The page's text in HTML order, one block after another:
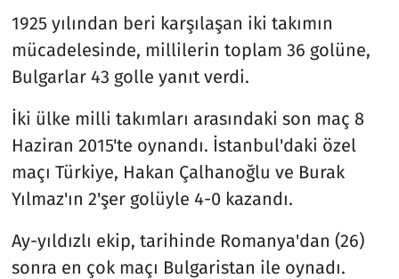
1925 yılından beri karşılaşan iki takımın
mücadelesinde, millilerin toplam 36 golüne,
Bulgarlar 43 golle yanıt verdi.
İki ülke milli takımları arasındaki son maç 8
Haziran 2015'te oynandı. İstanbul'daki özel
maçı Türkiye, Hakan Çalhanoğlu ve Burak
Yılmaz'ın 2'şer golüyle 4-0 kazandı.
Ay-yıldızlı ekip, tarihinde Romanya'dan (26)
sonra en çok maçı Bulgaristan ile oynadı.